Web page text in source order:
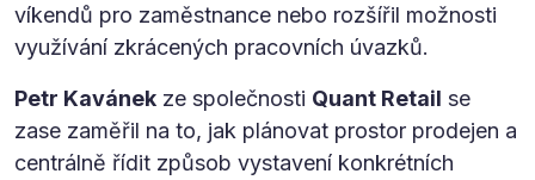
víkendů pro zaměstnance nebo rozšířil možnosti
využívání zkrácených pracovních úvazků.
Petr Kavánek ze společnosti Quant Retail se
zase zaměřil na to, jak plánovat prostor prodejen a
centrálně řídit způsob vystavení konkrétních